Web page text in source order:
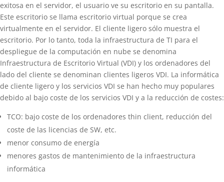
exitosa en el servidor, el usuario ve su escritorio en su pantalla.
Este escritorio se llama escritorio virtual porque se crea
virtualmente en el servidor. El cliente ligero sólo muestra el
escritorio. Por lo tanto, toda la infraestructura de TI para el
despliegue de la computación en nube se denomina
Infraestructura de Escritorio Virtual (VDI) y los ordenadores del
lado del cliente se denominan clientes ligeros VDI. La informática
de cliente ligero y los servicios VDI se han hecho muy populares
debido al bajo coste de los servicios VDI y a la reducción de costes:
TCO: bajo coste de los ordenadores thin client, reducción del
coste de las licencias de SW, etc.
menor consumo de energía
menores gastos de mantenimiento de la infraestructura
informática